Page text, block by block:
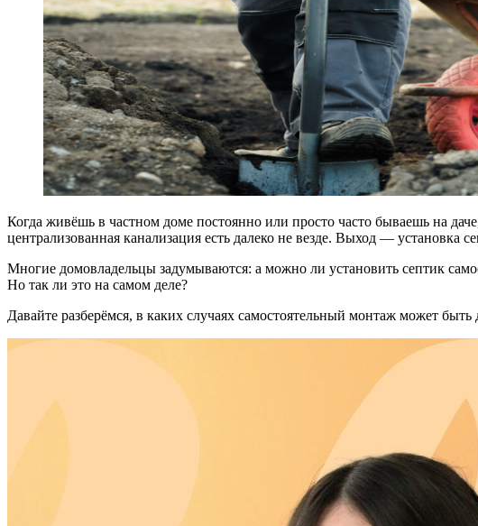
Когда живёшь в частном доме постоянно или просто часто бываешь на
централизованная канализация есть далеко не везде. Выход — установка
Многие домовладельцы задумываются: а можно ли установить септик
Но так ли это на самом деле?
Давайте разберёмся, в каких случаях самостоятельный монтаж может